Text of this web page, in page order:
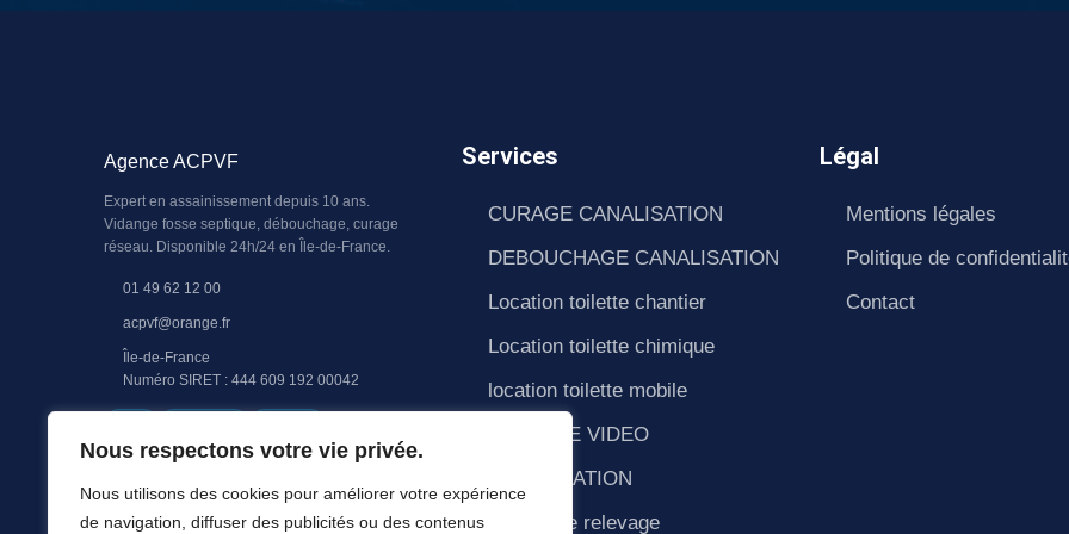
Nous respectons votre vie privée.
Nous utilisons des cookies pour améliorer votre expérience
de navigation, diffuser des publicités ou des contenus
Agence ACPVF
Expert en assainissement depuis 10 ans.
Vidange fosse septique, débouchage, curage
réseau. Disponible 24h/24 en Île-de-France.
01 49 62 12 00
acpvf@orange.fr
Île-de-France
Numéro SIRET : 444 609 192 00042
Services
CURAGE CANALISATION
DEBOUCHAGE CANALISATION
Location toilette chantier
Location toilette chimique
location toilette mobile
PASSAGE VIDEO
CANALISATION
Pompe de relevage
Légal
Mentions légales
Politique de
Contact